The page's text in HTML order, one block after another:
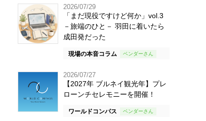
2026/07/29
「まだ現役ですけど何か」vol.3
－旅端のひと－ 羽田に着いたら
成田発だった
現場の本音コラム
2026/07/27
【2027年 ブルネイ観光年】プレ
ローンチセレモニーを開催！
ワールドコンパス